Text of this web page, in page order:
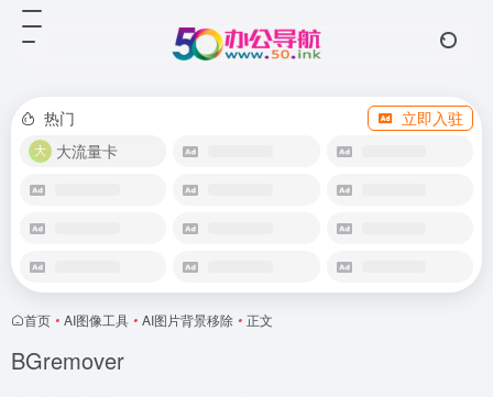
热门
立即入驻
大流量卡
首页 • AI图像工具 • AI图片背景移除 • 正文
BGremover